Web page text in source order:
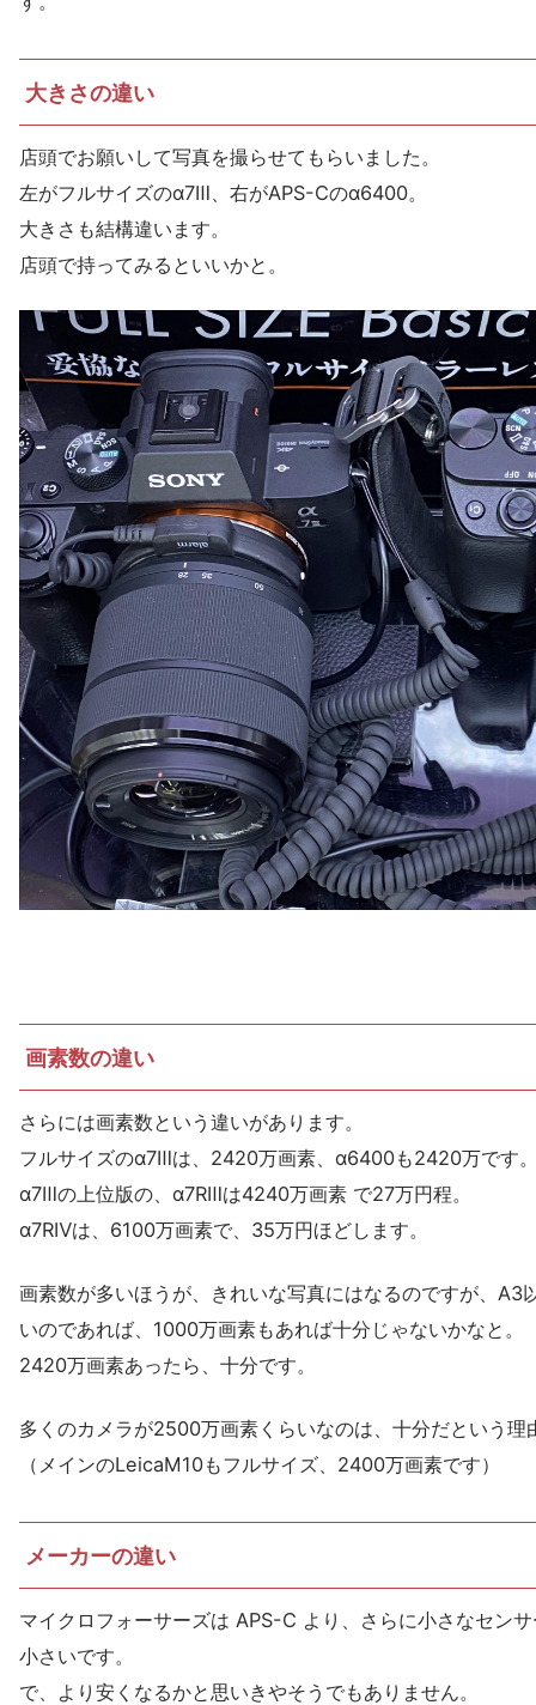
大きさの違い
店頭でお願いして写真を撮らせてもらいました。
左がフルサイズのα7Ⅲ、右がAPS-Cのα6400。
大きさも結構違います。
店頭で持ってみるといいかと。
画素数の違い
さらには画素数という違いがあります。
フルサイズのα7Ⅲは、2420万画素、α6400も2420万です
α7Ⅲの上位版の、α7RⅢは4240万画素 で27万円程。
α7RⅣは、6100万画素で、35万円ほどします。
画素数が多いほうが、きれいな写真にはなるのですが、A3
いのであれば、1000万画素もあれば十分じゃないかなと。
2420万画素あったら、十分です。
多くのカメラが2500万画素くらいなのは、十分だという理
（メインのLeicaM10もフルサイズ、2400万画素です）
メーカーの違い
マイクロフォーサーズは APS-C より、さらに小さなセン
小さいです。
で、より安くなるかと思いきやそうでもありません。